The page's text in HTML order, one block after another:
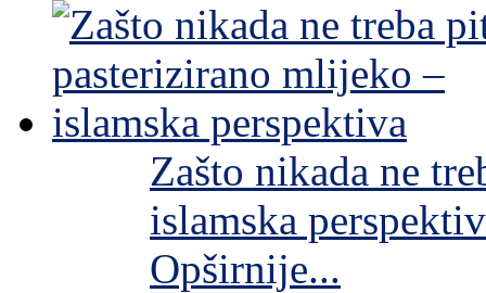
Zašto nikada ne
islamska
Opširnije...